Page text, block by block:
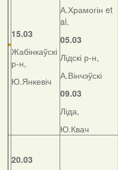
15.03
Жабінкаўскі
р-н,
Ю.Янкевіч
А.Храмогін et
al.
05.03
Лідскі р-н,
А.Вінчэўскі
09.03
Ліда,
Ю.Квач
20.03